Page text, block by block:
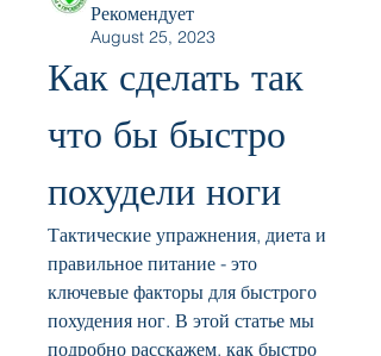
Рекомендует
August 25, 2023
Как сделать так
что бы быстро
похудели ноги
Тактические упражнения, диета и
правильное питание - это
ключевые факторы для быстрого
похудения ног. В этой статье мы
подробно расскажем, как быстро